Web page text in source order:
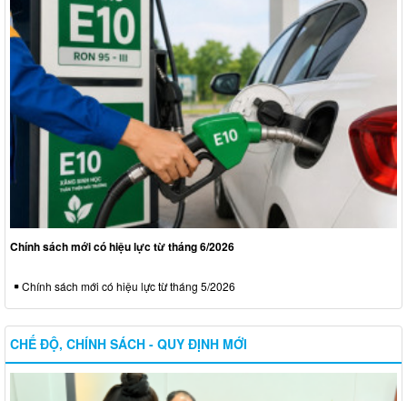
Chính sách mới có hiệu lực từ tháng 6/2026
Chính sách mới có hiệu lực từ tháng 5/2026
CHẾ ĐỘ, CHÍNH SÁCH - QUY ĐỊNH MỚI